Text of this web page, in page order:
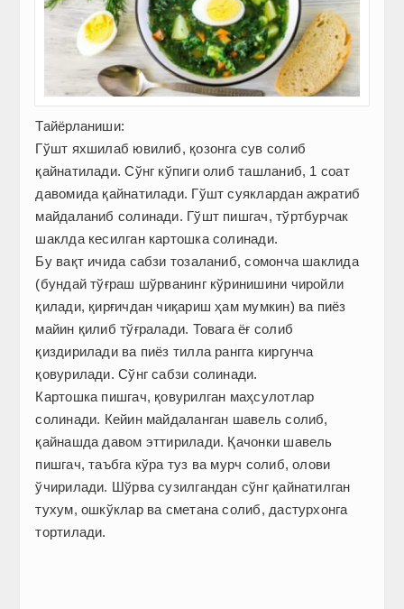
Тайёрланиши:
Гўшт яхшилаб ювилиб, қозонга сув солиб
қайнатилади. Сўнг кўпиги олиб ташланиб, 1 соат
давомида қайнатилади. Гўшт суяклардан ажратиб
майдаланиб солинади. Гўшт пишгач, тўртбурчак
шаклда кесилган картошка солинади.
Бу вақт ичида сабзи тозаланиб, сомонча шаклида
(бундай тўғраш шўрванинг кўринишини чиройли
қилади, қирғичдан чиқариш ҳам мумкин) ва пиёз
майин қилиб тўғралади. Товага ёғ солиб
қиздирилади ва пиёз тилла рангга киргунча
қовурилади. Сўнг сабзи солинади.
Картошка пишгач, қовурилган маҳсулотлар
солинади. Кейин майдаланган шавель солиб,
қайнашда давом эттирилади. Қачонки шавель
пишгач, таъбга кўра туз ва мурч солиб, олови
ўчирилади. Шўрва сузилгандан сўнг қайнатилган
тухум, ошкўклар ва сметана солиб, дастурхонга
тортилади.